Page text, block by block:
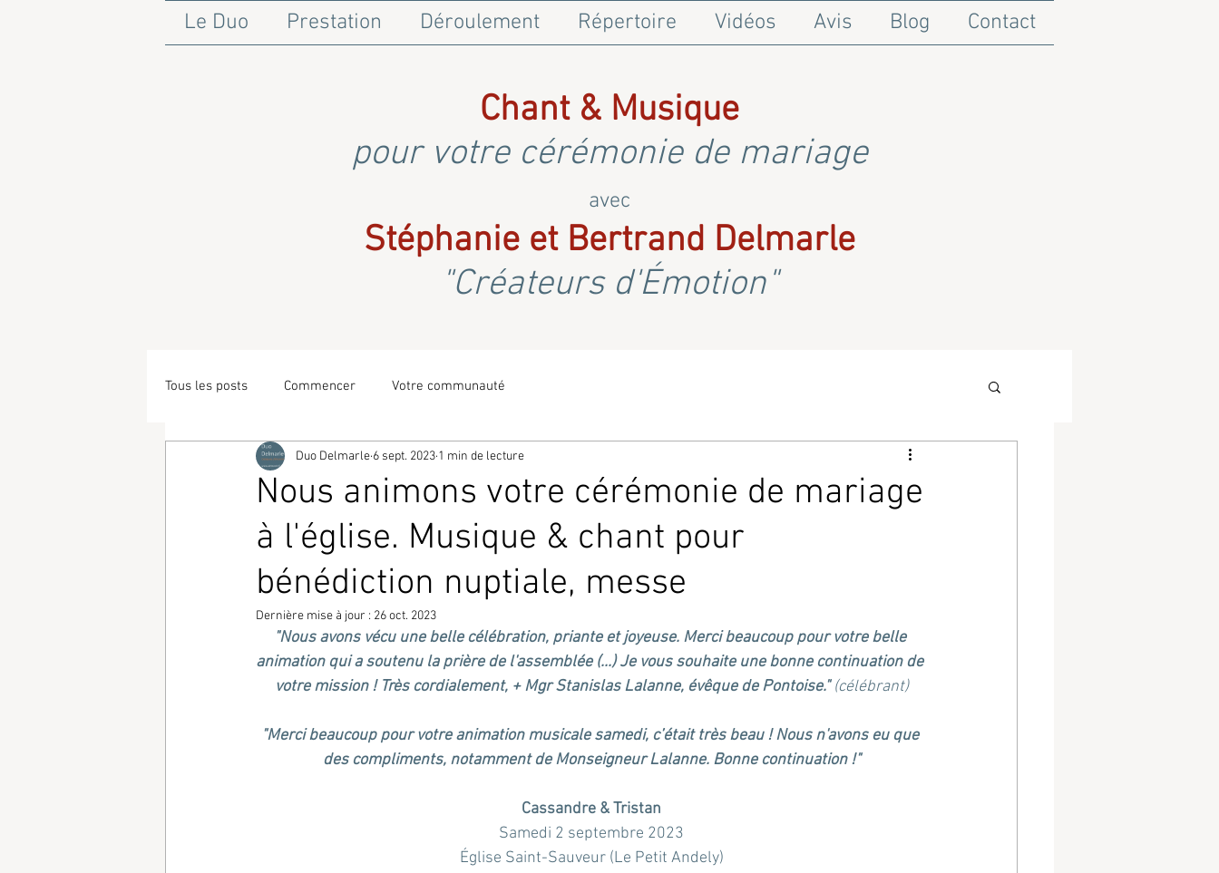
Le Duo Prestation Déroulement Répertoire Vidéos Avis Blog Contact
Chant & Musique
pour votre cérémonie de mariage
avec
Stéphanie et Bertrand Delmarle
"Créateurs d'Émotion"
Tous les posts Commencer Votre communauté
Nous animons votre cérémonie de mariage
à l'église. Musique & chant pour
bénédiction nuptiale, messe
Duo Delmarle 6 sept. 2023 1 min de lecture
Dernière mise à jour : 26 oct. 2023
"Nous avons vécu une belle célébration, priante et joyeuse. Merci beaucoup pour votre belle
animation qui a soutenu la prière de l'assemblée (...) Je vous souhaite une bonne continuation de
votre mission ! Très cordialement, + Mgr Stanislas Lalanne, évêque de Pontoise." (célébrant)
"Merci beaucoup pour votre animation musicale samedi, c’était très beau ! Nous n'avons eu que
des compliments, notamment de Monseigneur Lalanne. Bonne continuation !"
Cassandre & Tristan
Samedi 2 septembre 2023
Église Saint-Sauveur (Le Petit Andely)